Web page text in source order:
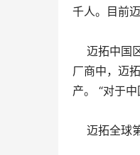
千人。目前
迈拓中国
厂商中，迈
产。 “对于
迈拓全球第